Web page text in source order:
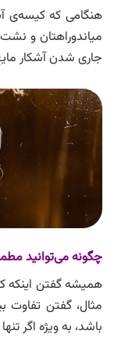
هنگامی که کیسه‌ی
میاندوراهتان و
جاری شدن آشکار
چگونه می‌توانید
همیشه گفتن اینکه
مثال، گفتن تفاوت
باشد، به ویژه اگر